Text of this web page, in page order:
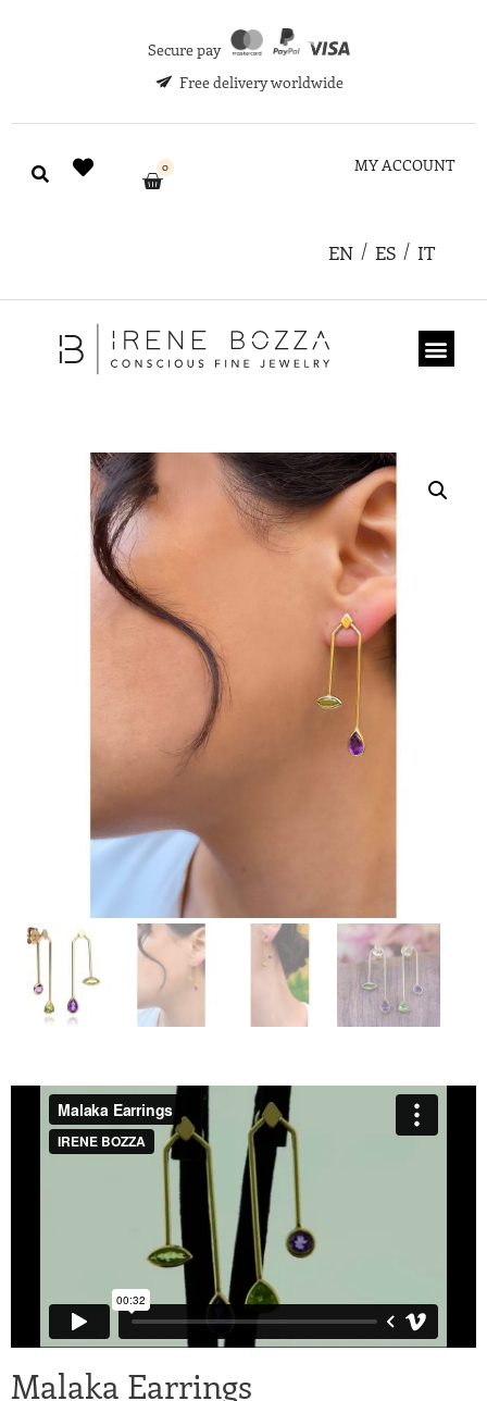
Secure pay
Free delivery worldwide
0 MY ACCOUNT
EN ES IT
Malaka Earrings